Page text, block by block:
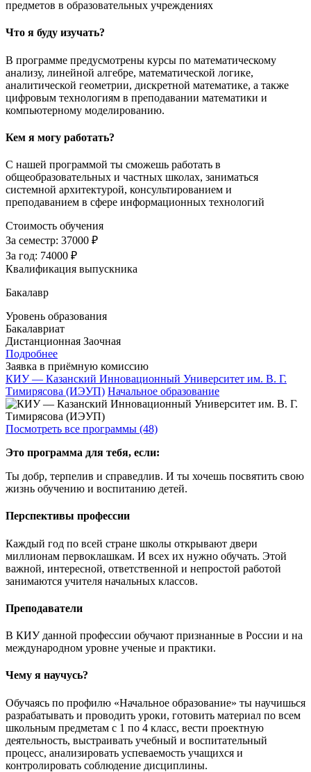
предметов в образовательных учреждениях
Что я буду изучать?
В программе предусмотрены курсы по математическому
анализу, линейной алгебре, математической логике,
аналитической геометрии, дискретной математике, а также
цифровым технологиям в преподавании математики и
компьютерному моделированию.
Кем я могу работать?
С нашей программой ты сможешь работать в
общеобразовательных и частных школах, заниматься
системной архитектурой, консультированием и
преподаванием в сфере информационных технологий
Стоимость обучения
За семестр: 37000 ₽
За год: 74000 ₽
Квалификация выпускника
Бакалавр
Уровень образования
Бакалавриат
Дистанционная Заочная
Подробнее
Заявка в приёмную комиссию
КИУ — Казанский Инновационный Университет им. В. Г.
Тимирясова (ИЭУП) Начальное образование
Посмотреть все программы (48)
Это программа для тебя, если:
Ты добр, терпелив и справедлив. И ты хочешь посвятить свою
жизнь обучению и воспитанию детей.
Перспективы профессии
Каждый год по всей стране школы открывают двери
миллионам первоклашкам. И всех их нужно обучать. Этой
важной, интересной, ответственной и непростой работой
занимаются учителя начальных классов.
Преподаватели
В КИУ данной профессии обучают признанные в России и на
международном уровне ученые и практики.
Чему я научусь?
Обучаясь по профилю «Начальное образование» ты научишься
разрабатывать и проводить уроки, готовить материал по всем
школьным предметам с 1 по 4 класс, вести проектную
деятельность, выстраивать учебный и воспитательный
процесс, анализировать успеваемость учащихся и
контролировать соблюдение дисциплины.